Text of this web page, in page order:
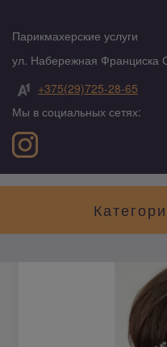
Парикмахерские услуги
ул. Набережная Франциска
+375(29)725-28-65
Мы в социальных сетях: